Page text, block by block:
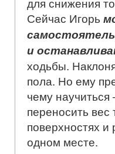
Сейчас Игорь
и
ходьбы.
пола. Но ему
чему научиться
переносить
поверхностях и
одном месте.